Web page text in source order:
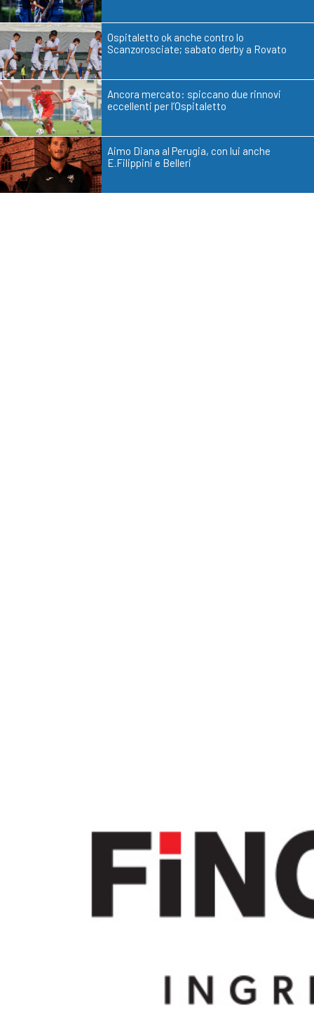
Ospitaletto ok anche contro lo
Scanzorosciate; sabato derby a Rovato
Ancora mercato: spiccano due rinnovi
eccellenti per l’Ospitaletto
Aimo Diana al Perugia, con lui anche
E.Filippini e Belleri